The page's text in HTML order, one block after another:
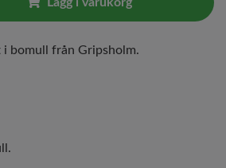
Lägg i varukorg
i bomull från Gripsholm.